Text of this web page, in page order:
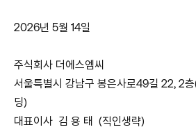
2026년 5월 14일
주식회사 더에스엠씨
서울특별시 강남구 봉은사로49길 22, 2
딩)
대표이사 김 용 태 (직인생략)